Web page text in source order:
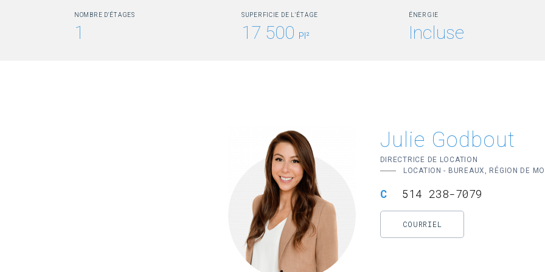
NOMBRE D'ÉTAGES
1
SUPERFICIE DE L'ÉTAGE
17 500 PI²
ÉNERGIE
Incluse
Julie Godbout
DIRECTRICE DE LOCATION
LOCATION - BUREAUX, RÉGION DE
514 238-7079
COURRIEL